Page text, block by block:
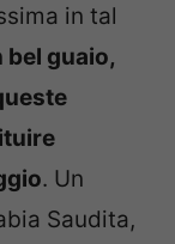
in tal
bel guaio,
. Un
Saudita,